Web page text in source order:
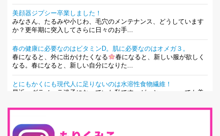
美顔器ジプシー卒業しました！
みなさん、たるみや小じわ、毛穴のメンテナンス、どうしています
か？更年期に突入してさらに日々のお手...
春の健康に必要なのはビタミンD。肌に必要なのはオメガ３。
春になると、外に出かけたくなる
春になると、新しい服が欲しく
なる。春になると、新しい自分になりた...
とにもかくにも現代人に足りないのは水溶性食物繊維！
最近、グラノーラ迷子になっていた私です。が、と〜〜〜っても美
腸内環境を整えることは、健康維持の中でいっちばん大事！だと私